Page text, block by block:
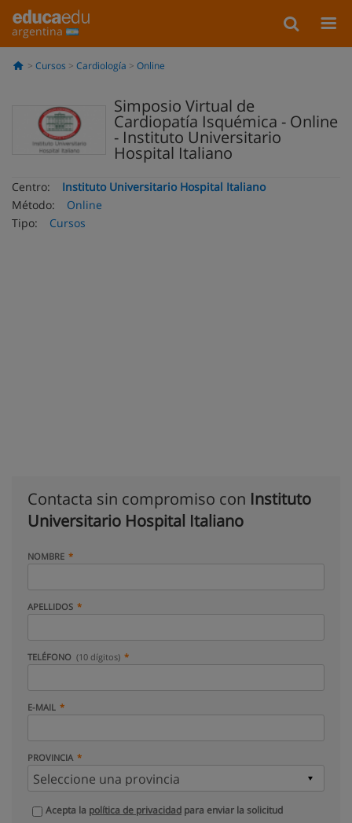
argentina
Cursos Cardiología Online
Simposio Virtual de
Cardiopatía Isquémica - Online
- Instituto Universitario
Hospital Italiano
Centro:
Instituto Universitario Hospital Italiano
Método:
Online
Tipo:
Cursos
Contacta sin compromiso con Instituto
Universitario Hospital Italiano
NOMBRE
APELLIDOS
TELÉFONO (10 dígitos)
E-MAIL
PROVINCIA
Acepta la política de privacidad para enviar la solicitud